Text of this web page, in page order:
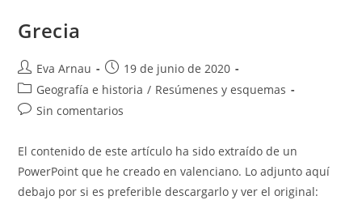
Grecia
Autor
de
la
entrada:
Eva Arnau
Publicación
de
entrada:
19 de junio de 2020
Categoría
de
Geografía e historia / Resúmenes y esquemas
Comentarios
la
entrada:
Sin comentarios
El contenido de este artículo ha sido extraído de un
PowerPoint que he creado en valenciano. Lo adjunto aquí
debajo por si es preferible descargarlo y ver el original: